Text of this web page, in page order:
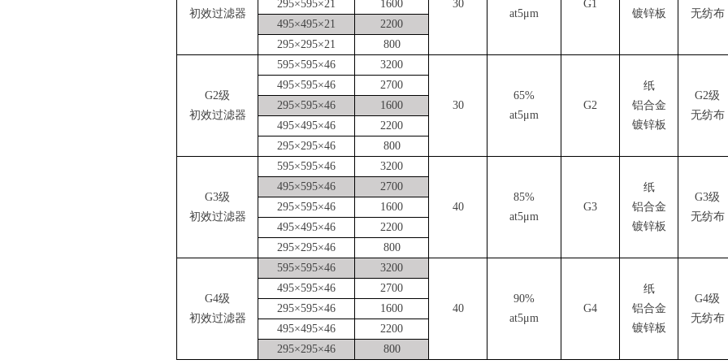
初效过滤器
30
at5μm
G1
镀锌板
无纺布
295×595×21
1600
495×495×21
2200
295×295×21
800
G2级
初效过滤器
595×595×46 3200
30
65%
at5μm
G2
纸
铝合金
镀锌板
G2级
无纺布
495×595×46
2700
295×595×46
1600
495×495×46
2200
295×295×46
800
G3级
初效过滤器
595×595×46 3200
40
85%
at5μm
G3
纸
铝合金
镀锌板
G3级
无纺布
495×595×46
2700
295×595×46
1600
495×495×46
2200
295×295×46
800
G4级
初效过滤器
595×595×46 3200
40
90%
at5μm
G4
纸
铝合金
镀锌板
G4级
无纺布
495×595×46
2700
295×595×46
1600
495×495×46
2200
295×295×46
800